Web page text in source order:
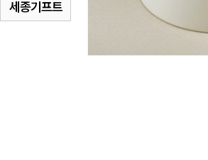
세종기프트